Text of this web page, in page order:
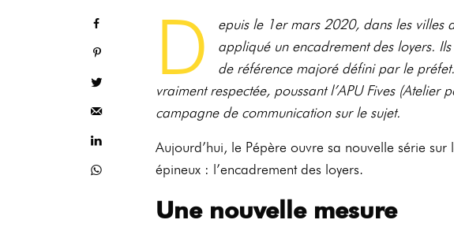
D
epuis le 1er mars 2020, dans les villes
appliqué un encadrement des loyers.
de référence majoré défini par le
vraiment respectée, poussant l’APU Fives (Atelier
campagne de communication sur le sujet.
Aujourd’hui, le Pépère ouvre sa nouvelle série
épineux : l’encadrement des loyers.
Une nouvelle mesure